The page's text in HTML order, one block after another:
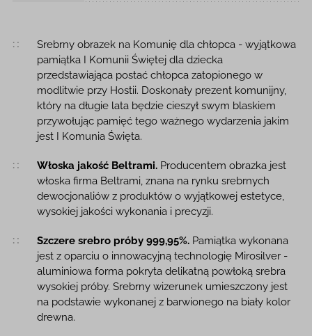
Opis produktu
Srebrny obrazek na Komunię dla chłopca - wyjątkowa
pamiątka I Komunii Świętej dla dziecka
przedstawiająca postać chłopca zatopionego w
modlitwie przy Hostii. Doskonały prezent komunijny,
który na długie lata będzie cieszył swym blaskiem
przywołując pamięć tego ważnego wydarzenia jakim
jest I Komunia Święta.
Włoska jakość Beltrami.Producentem obrazka jest
włoska firma Beltrami, znana na rynku srebrnych
dewocjonaliów z produktów o wyjątkowej estetyce,
wysokiej jakości wykonania i precyzji.
Szczere srebro próby 999,95%.Pamiątka wykonana
jest z oparciu o innowacyjną technologię Mirosilver -
aluminiowa forma pokryta delikatną powłoką srebra
wysokiej próby. Srebrny wizerunek umieszczony jest
na podstawie wykonanej z barwionego na biały kolor
drewna.